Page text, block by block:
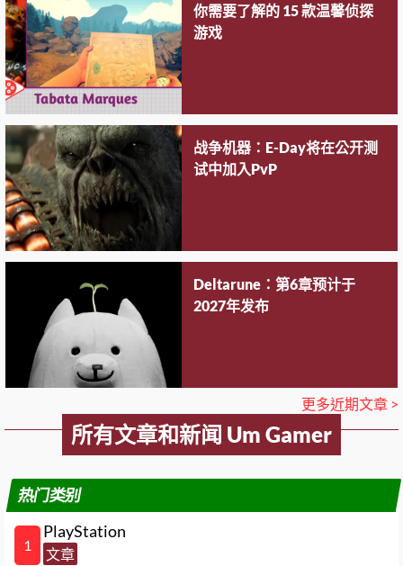
你需要了解的 15 款温馨侦探
游戏
战争机器：E-Day将在公开测
试中加入PvP
Deltarune：第6章预计于
2027年发布
更多近期文章 >
所有文章和新闻 Um Gamer
热门类别
1
PlayStation
文章